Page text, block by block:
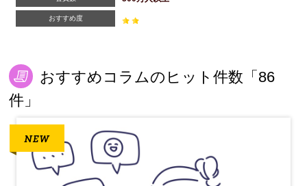
おすすめ度
おすすめコラムのヒット件数「86
件」